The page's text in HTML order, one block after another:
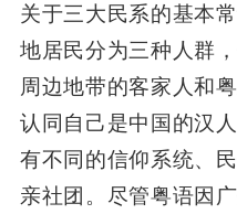
关于三大民系的基本
地居民分为三种人群
周边地带的客家人和
认同自己是中国的汉
有不同的信仰系统、
亲社团。尽管粤语因